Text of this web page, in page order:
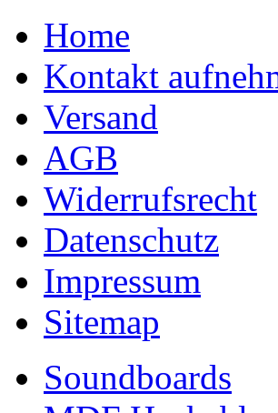
Home
Kontakt
Versand
AGB
Widerrufsrecht
Datenschutz
Impressum
Sitemap
Soundboards